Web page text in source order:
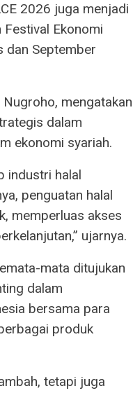
2026 juga menjadi
Ekonomi
dan September
mengatakan
dalam
ekonomi syariah.
industri halal
penguatan halal
memperluas akses
ujarnya.
mata ditujukan
dalam
bersama para
produk
tetapi juga